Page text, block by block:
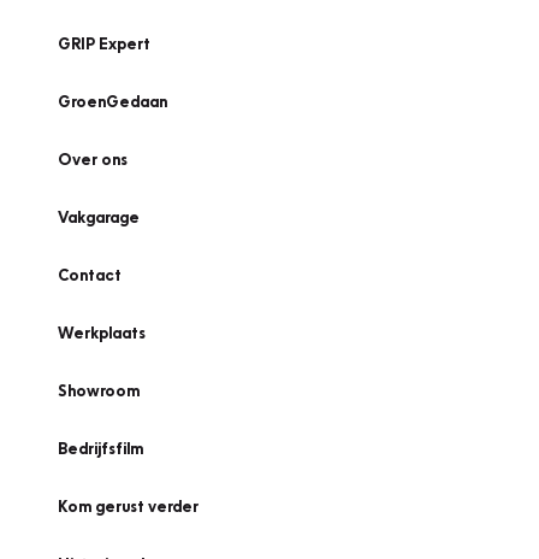
GRIP Expert
GroenGedaan
Over ons
Vakgarage
Contact
Werkplaats
Showroom
Bedrijfsfilm
Kom gerust verder